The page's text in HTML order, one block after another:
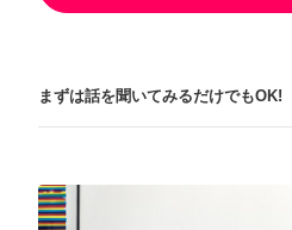
まずは話を聞いてみるだけでもOK!